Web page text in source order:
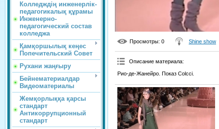
Колледждің инженерлік-
педагогикалық құрамы
Инженерно-
педагогический состав
колледжа
Қамқоршылық кеңес
Попечительский Совет
Рухани жаңғыру
Бейнематериалдар
Видеоматериалы
Жемқорлыққа қарсы
стандарт
Антикоррупционный
стандарт
Просмотры: 0 Shine show
Описание материала:
Рио-де-Жанейро. Показ Colcci.